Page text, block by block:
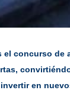
el concurso de
en